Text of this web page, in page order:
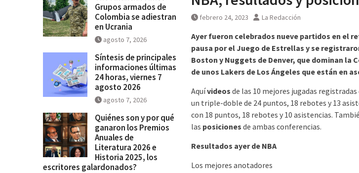
se salga de control
febrero 24, 2023 La Redacción
Ayer fueron celebrados nueve partidos en el
pausa por el Juego de Estrellas y se
Boston y Nuggets de Denver, que dominan la
de unos Lakers de Los Ángeles que están en
Aquívideos de las 10 mejores jugadas
un triple-doble de 24 puntos, 18 rebotes y 13
con 18 puntos, 18 rebotes y 10 asistencias.
las posiciones de ambas conferencias.
Resultados ayer de NBA
Los mejores anotadores
Grupos armados de
Colombia se adiestran
en Ucrania
agosto 7, 2026
Síntesis de principales
informaciones últimas
24 horas, viernes 7
agosto 2026
agosto 7, 2026
Quiénes son y por qué
ganaron los Premios
Anuales de
Literatura 2026 e
Historia 2025, los
escritores galardonados?